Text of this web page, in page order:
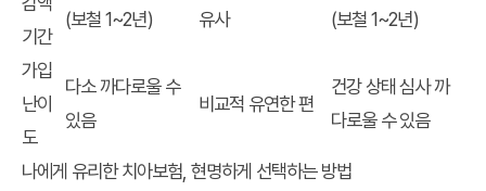
기간
(보철 1~2년)
유사
(보철 1~2년)
가입
난이
도
다소 까다로울 수
있음
비교적 유연한 편
건강 상태 심사 까
다로울 수 있음
나에게 유리한 치아보험, 현명하게 선택하는 방법